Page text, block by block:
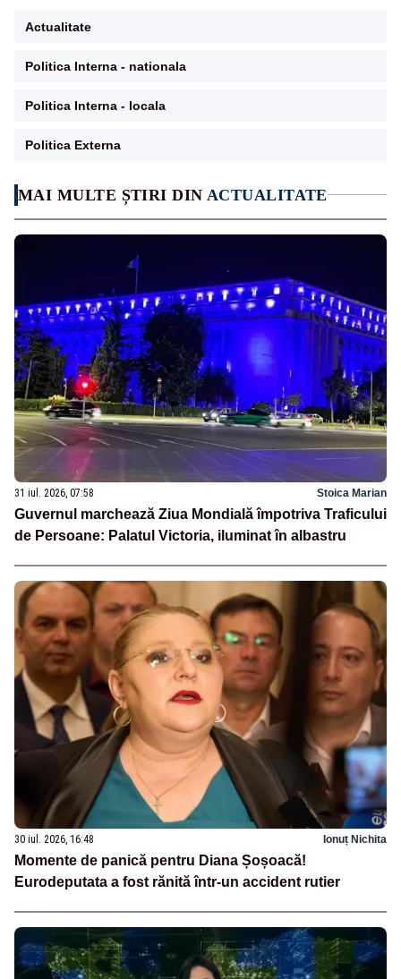
MAI MULTE ȘTIRI DIN ACTUALITATE
31 iul. 2026, 07:58 Stoica Marian
Guvernul marchează Ziua Mondială împotriva Traficului
de Persoane: Palatul Victoria, iluminat în albastru
30 iul. 2026, 16:48 Ionuț Nichita
Momente de panică pentru Diana Șoșoacă!
Eurodeputata a fost rănită într-un accident rutier
Actualitate
Politica Interna - nationala
Politica Interna - locala
Politica Externa